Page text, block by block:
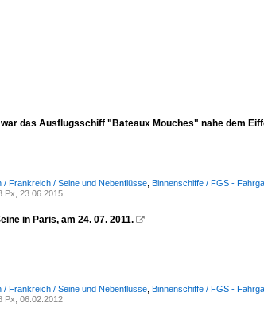
das Ausflugsschiff "Bateaux Mouches" nahe dem
/ Frankreich / Seine und Nebenflüsse Binnenschiffe / FGS -
Px, 23.06.2015
in Paris, am 24. 07. 2011. 
/ Frankreich / Seine und Nebenflüsse Binnenschiffe / FGS -
Px, 06.02.2012